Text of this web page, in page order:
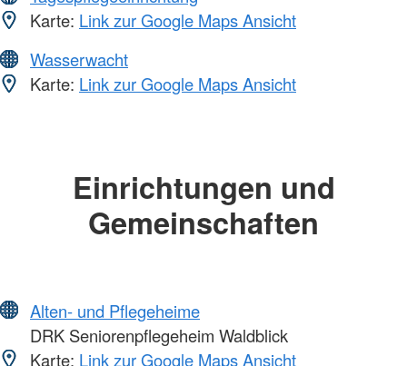
Karte: Link zur Google Maps Ansicht
Wasserwacht
Karte: Link zur Google Maps Ansicht
Einrichtungen und
Gemeinschaften
Alten- und Pflegeheime
DRK Seniorenpflegeheim Waldblick
Karte: Link zur Google Maps Ansicht